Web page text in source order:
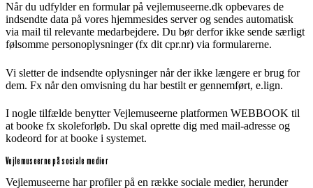
Når du udfylder en formular på vejlemuseerne.dk opbevares de
indsendte data på vores hjemmesides server og sendes automatisk
via mail til relevante medarbejdere. Du bør derfor ikke sende særligt
følsomme personoplysninger (fx dit cpr.nr) via formularerne.
Vi sletter de indsendte oplysninger når der ikke længere er brug for
dem. Fx når den omvisning du har bestilt er gennemført, e.lign.
I nogle tilfælde benytter Vejlemuseerne platformen WEBBOOK til
at booke fx skoleforløb. Du skal oprette dig med mail-adresse og
kodeord for at booke i systemet.
Vejlemuseerne på sociale medier
Vejlemuseerne har profiler på en række sociale medier, herunder